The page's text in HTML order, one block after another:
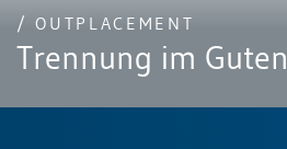
/ OUTPLACEMENT
Trennung im Guten